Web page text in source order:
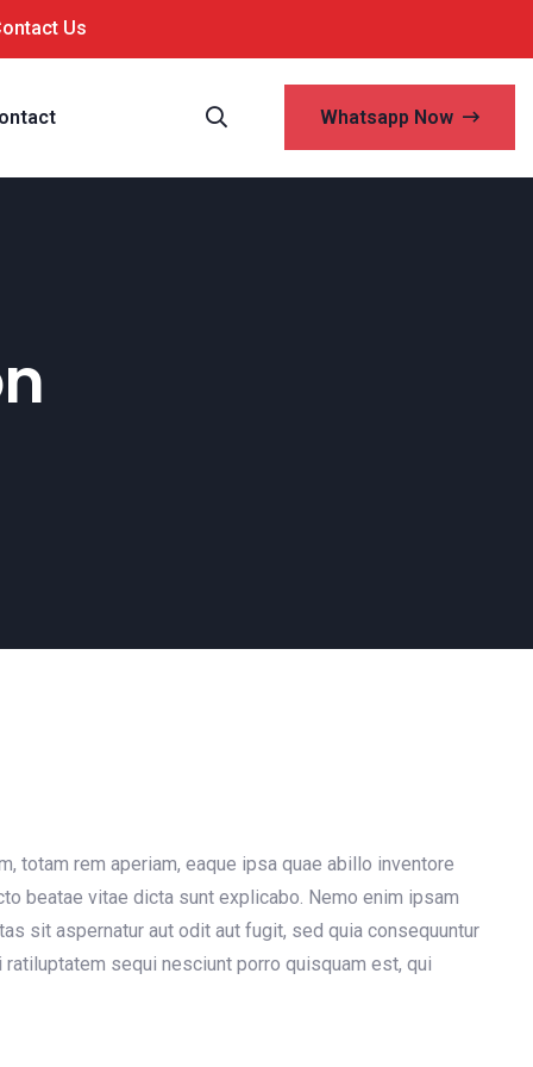
Us
Whatsapp Now
totam rem aperiam, eaque ipsa quae abillo inventore
beatae vitae dicta sunt explicabo. Nemo enim ipsam
sit aspernatur aut odit aut fugit, sed quia consequuntur
sequi nesciunt porro quisquam est, qui